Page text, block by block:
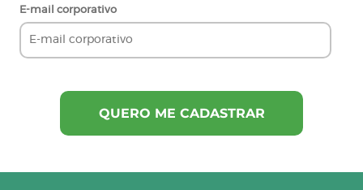
E-mail corporativo